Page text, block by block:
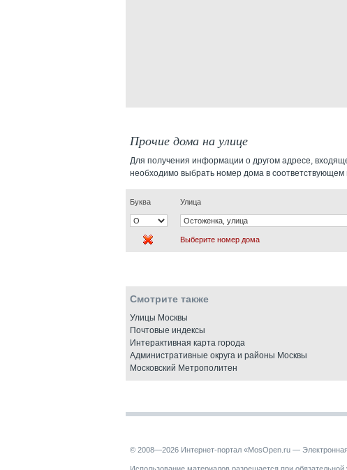
Прочие дома на улице
Для получения информации о другом адресе,
необходимо выбрать номер дома в
Буква Улица
Выберите номер дома
Смотрите также
Улицы Москвы
Почтовые индексы
Интерактивная карта города
Административные округа и районы Москвы
Московский Метрополитен
© 2008—2026 Интернет-портал «MosOpen.ru —